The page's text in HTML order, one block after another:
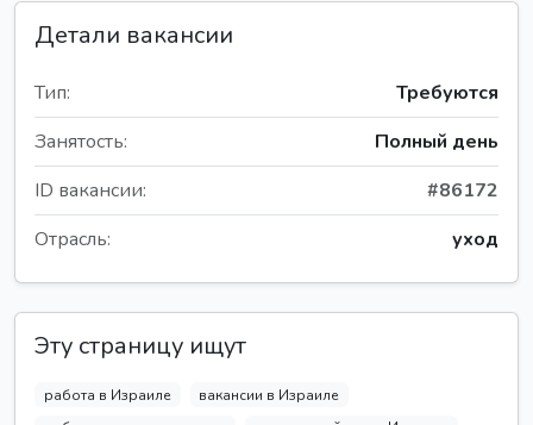
Детали вакансии
Тип:
Требуются
Занятость:
Полный день
ID вакансии:
#86172
Отрасль:
уход
Эту страницу ищут
работа в Израиле
вакансии в Израиле